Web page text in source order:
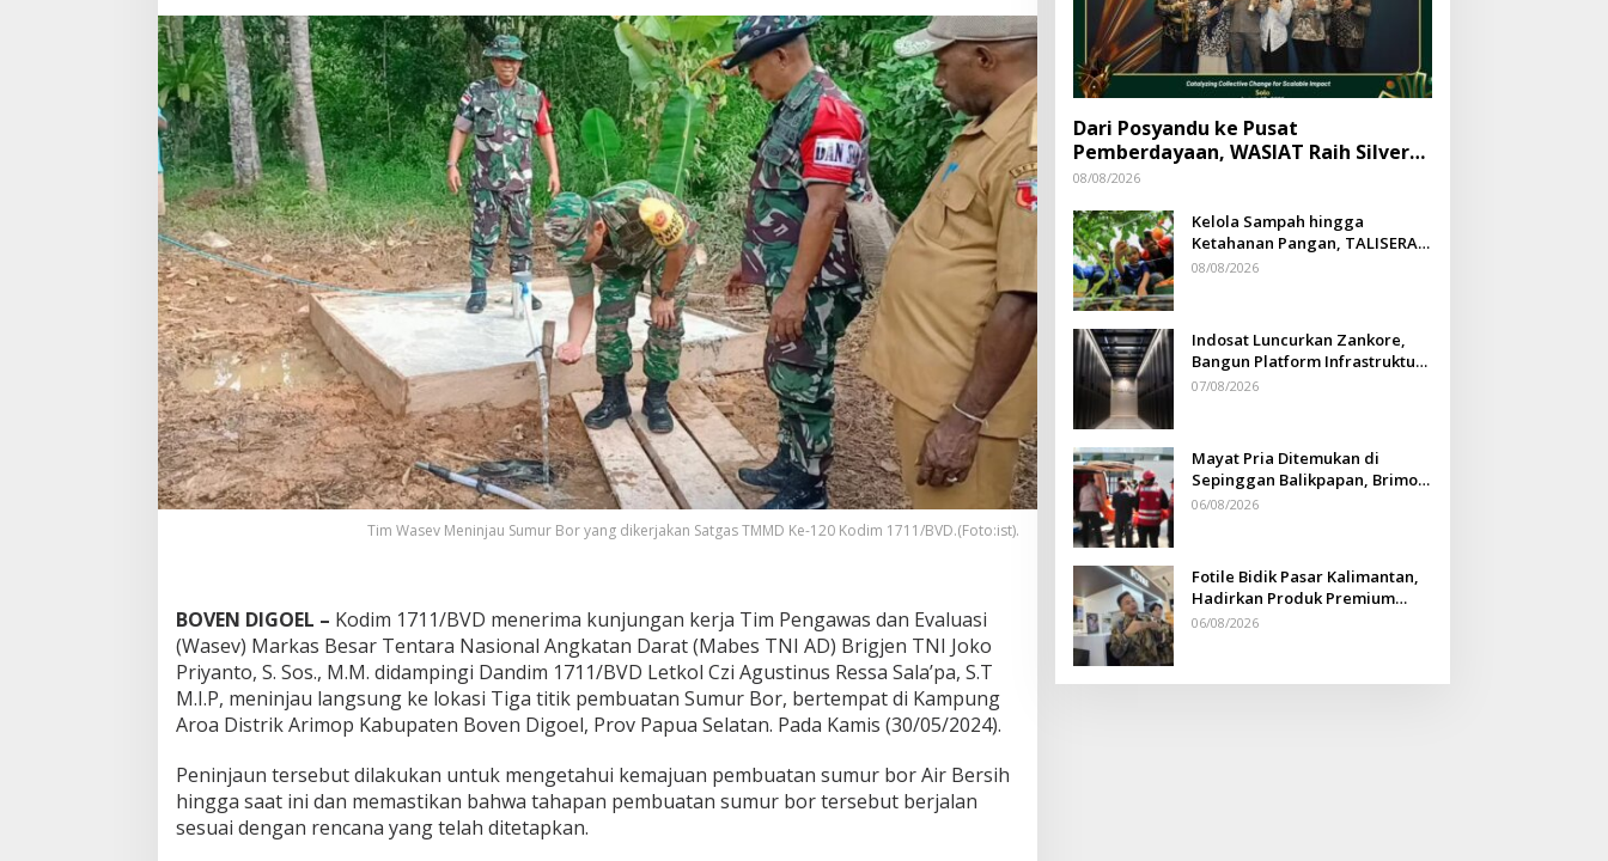
Tim Wasev Meninjau Sumur Bor yang dikerjakan Satgas TMMD Ke-120 Kodim 1711/BVD.(Foto:ist).
BOVEN DIGOEL – Kodim 1711/BVD menerima kunjungan kerja Tim Pengawas dan Evaluasi
(Wasev) Markas Besar Tentara Nasional Angkatan Darat (Mabes TNI AD) Brigjen TNI Joko
Priyanto, S. Sos., M.M. didampingi Dandim 1711/BVD Letkol Czi Agustinus Ressa Sala’pa, S.T
M.I.P, meninjau langsung ke lokasi Tiga titik pembuatan Sumur Bor, bertempat di Kampung
Aroa Distrik Arimop Kabupaten Boven Digoel, Prov Papua Selatan. Pada Kamis (30/05/2024).
Peninjaun tersebut dilakukan untuk mengetahui kemajuan pembuatan sumur bor Air Bersih
hingga saat ini dan memastikan bahwa tahapan pembuatan sumur bor tersebut berjalan
sesuai dengan rencana yang telah ditetapkan.
Dari Posyandu ke Pusat
Pemberdayaan, WASIAT Raih Silver
ISRA 2026
08/08/2026
Kelola Sampah hingga
Ketahanan Pangan, TALISERA
Diguyur Penghargaan
08/08/2026
Indosat Luncurkan Zankore,
Bangun Platform Infrastruktur
AI Terbesar di Asia Tenggara
07/08/2026
Mayat Pria Ditemukan di
Sepinggan Balikpapan, Brimob
Lakukan Pengamanan TKP
06/08/2026
Fotile Bidik Pasar Kalimantan,
Hadirkan Produk Premium
Yang Makin Terjangkau
06/08/2026